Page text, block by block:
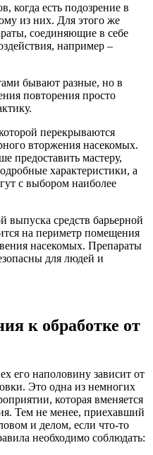
когда есть подозрение в
из них. Для этого же
соединяющие в себе
например –
бывают разные, но в
повторения просто
перекрываются
вторжения насекомых.
предоставить мастеру,
характеристики, а
с выбором наиболее
выпуска средств барьерной
на периметр помещения
насекомых. Препараты
для людей и
к обработке от
его наполовину зависит от
Это одна из немногих
которая вменяется
Тем не менее, приехавший
и делом, если что-то
необходимо соблюдать: